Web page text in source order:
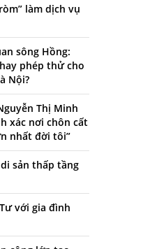
làm dịch vụ
sông Hồng:
phép thử cho
Nội?
Thị Minh
xác nơi chôn cất
nhất đời tôi”
sản thấp tầng
với gia đình